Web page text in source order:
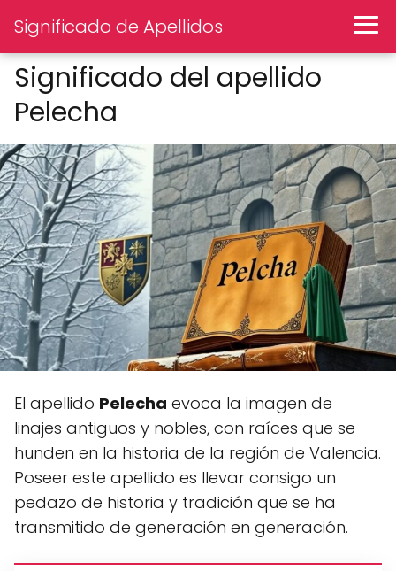
Significado de Apellidos
Significado del apellido
Pelecha
El apellido Pelecha evoca la imagen de
linajes antiguos y nobles, con raíces que se
hunden en la historia de la región de Valencia.
Poseer este apellido es llevar consigo un
pedazo de historia y tradición que se ha
transmitido de generación en generación.